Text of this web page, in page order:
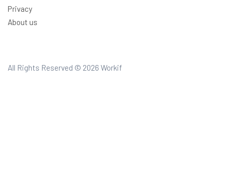
Privacy
About us
All Rights Reserved © 2026 Workif